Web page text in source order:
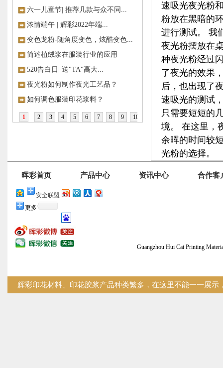
六一儿童节| 推荐几款与众不同...
浓情端午 | 辉彩2022年端...
变色龙粉-随角度变色，炫酷变色...
简述植绒浆在服装行业的应用
520告白日| 送"TA"高大...
夜光粉如何制作夜光工艺品？
如何调色服装印花浆料？
1 2 3 4 5 6 7 8 9
10
速吸光夜光粉
粉放在黑暗的
进行测试。 我
夜光粉摆放在
种夜光粉经过
了夜光的效果
后，也出现了
速吸光的测试
只需要短短的
境。 在这里，
余晖的时间较
光粉的选择。
晖彩首页 产品中心 资讯中心 合作客
安全联盟
更多
Guangzhou Hui Cai Printing
辉彩印花材料、印花胶浆产品种类繁多，在这里不能一一展